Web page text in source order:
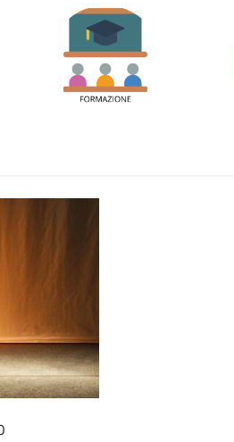
PROGETTO JA-